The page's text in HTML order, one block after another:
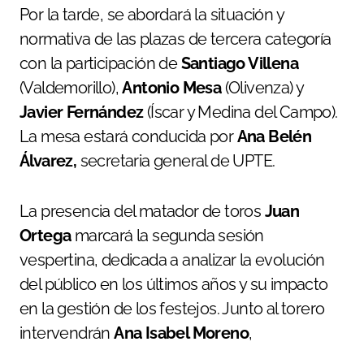
Por la tarde, se abordará la situación y
normativa de las plazas de tercera categoría
con la participación deSantiago Villena
(Valdemorillo),Antonio Mesa(Olivenza) y
Javier Fernández(Íscar y Medina del Campo).
La mesa estará conducida porAna Belén
Álvarez, secretaria general de UPTE.
La presencia del matador de toros Juan
Ortegamarcará la segunda sesión
vespertina, dedicada a analizar la evolución
del público en los últimos años y su impacto
en la gestión de los festejos. Junto al torero
intervendránAna Isabel Moreno,